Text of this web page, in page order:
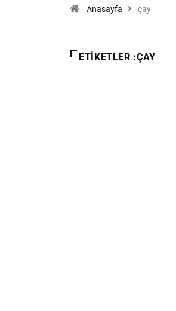
Anasayfa çay
ETIKETLER :ÇAY